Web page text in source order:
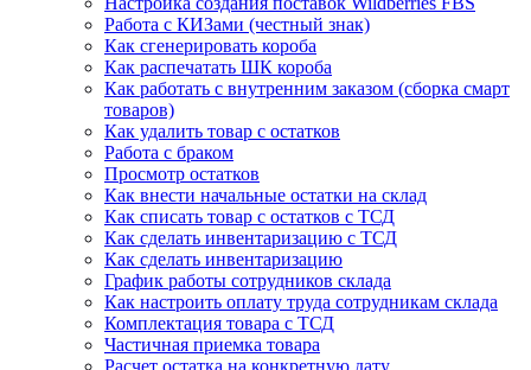
Работа с КИЗами (честный знак)
Как сгенерировать короба
Как распечатать ШК короба
Как работать с внутренним заказом (сборка смарт
товаров)
Как удалить товар с остатков
Работа с браком
Просмотр остатков
Как внести начальные остатки на склад
Как списать товар с остатков с ТСД
Как сделать инвентаризацию с ТСД
Как сделать инвентаризацию
График работы сотрудников склада
Как настроить оплату труда сотрудникам склада
Комплектация товара с ТСД
Частичная приемка товара
Расчет остатка на конкретную дату